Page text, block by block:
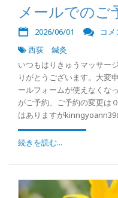
メールでのご
2026/06/01
コ
西荻 鍼灸
いつもはりきゅうマッサー
りがとうございます。大変
ールフォームが使えなくな
がご予約、ご予約の変更は
はありますが
続きを読む...